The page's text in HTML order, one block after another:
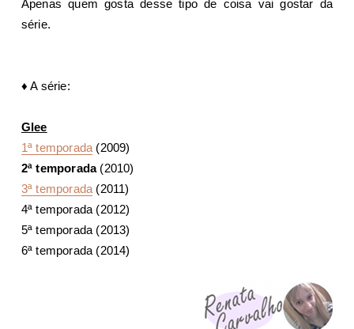
Apenas quem gosta desse tipo de coisa vai gostar da
série.
♦A série:
Glee
1ª temporada (2009)
2ª temporada(2010)
3ª temporada (2011)
4ª temporada (2012)
5ª temporada (2013)
6ª temporada (2014)